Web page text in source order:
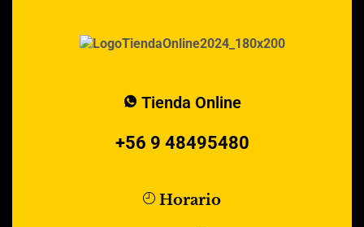
Tienda Online
+56 9 48495480
Horario